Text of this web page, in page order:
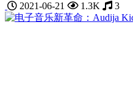
2021-06-21
1.3K 3